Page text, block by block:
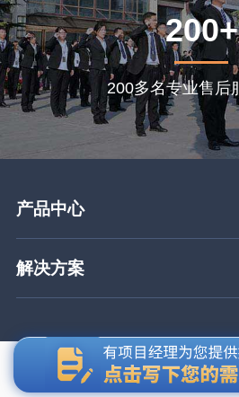
200+
200多名专业售后
产品中心
解决方案